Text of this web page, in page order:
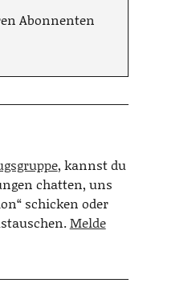
Abonnenten
, kannst du
chatten, uns
schicken oder
Melde